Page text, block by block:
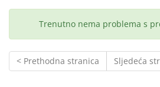
Trenutno nema problema s
< Prethodna stranica Sljedeća